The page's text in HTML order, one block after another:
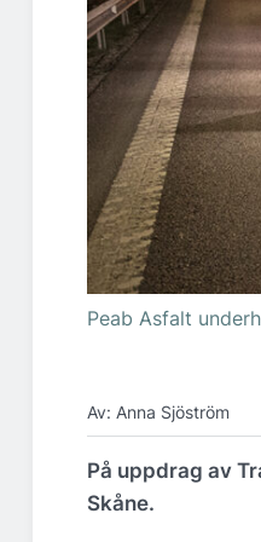
Peab Asfalt
Av: Anna Sjöström
På uppdrag av
Skåne.